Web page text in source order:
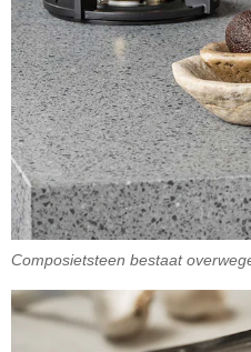
Composietsteen bestaat